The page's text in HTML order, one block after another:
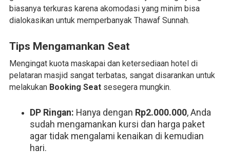
biasanya terkuras karena akomodasi yang minim bisa
dialokasikan untuk memperbanyak Thawaf Sunnah.
Tips Mengamankan Seat
Mengingat kuota maskapai dan ketersediaan hotel di
pelataran masjid sangat terbatas, sangat disarankan untuk
melakukan Booking Seatsesegera mungkin.
DP Ringan: Hanya dengan Rp2.000.000, Anda
sudah mengamankan kursi dan harga paket
agar tidak mengalami kenaikan di kemudian
hari.